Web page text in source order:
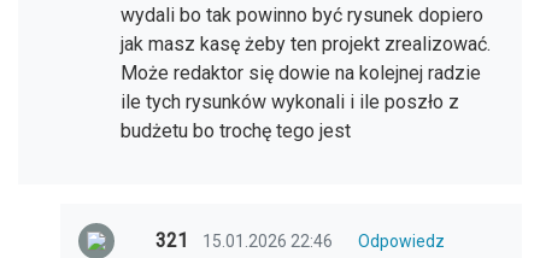
wydali bo tak powinno być rysunek dopiero
jak masz kasę żeby ten projekt zrealizować.
Może redaktor się dowie na kolejnej radzie
ile tych rysunków wykonali i ile poszło z
budżetu bo trochę tego jest
321 15.01.2026 22:46
Odpowiedz